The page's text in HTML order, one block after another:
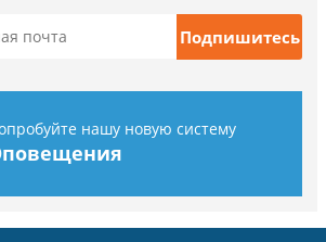
нашу новую систему